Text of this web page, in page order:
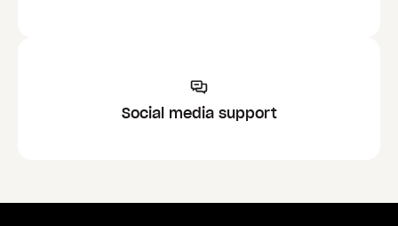
Social media support